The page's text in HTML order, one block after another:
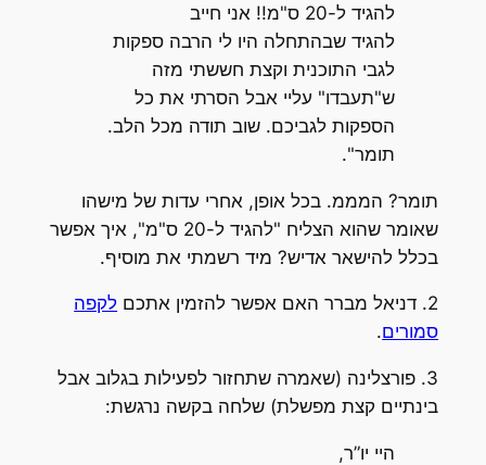
להגיד ל-20 ס"מ!! אני חייב
להגיד שבהתחלה היו לי הרבה ספקות
לגבי התוכנית וקצת חששתי מזה
ש"תעבדו" עליי אבל הסרתי את כל
הספקות לגביכם. שוב תודה מכל הלב.
תומר".
תומר? המממ. בכל אופן, אחרי עדות של מישהו
שאומר שהוא הצליח "להגיד ל-20 ס"מ", איך אפשר
בכלל להישאר אדיש? מיד רשמתי את מוסיף.
2. דניאל מברר האם אפשר להזמין אתכם
לקפה
סמורים.
3. פורצלינה (שאמרה שתחזור לפעילות בגלוב אבל
בינתיים קצת מפשלת) שלחה בקשה נרגשת:
היי יו”ר,